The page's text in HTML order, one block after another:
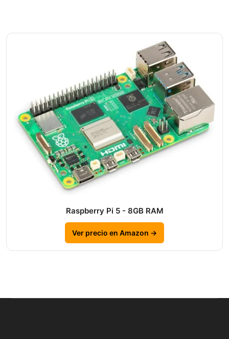
Raspberry Pi 5 - 8GB RAM
Ver precio en Amazon →